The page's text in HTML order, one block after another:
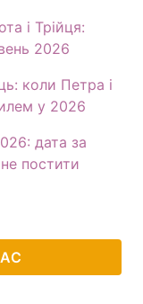
і Трійця:
2026
коли Петра і
у 2026
дата за
постити